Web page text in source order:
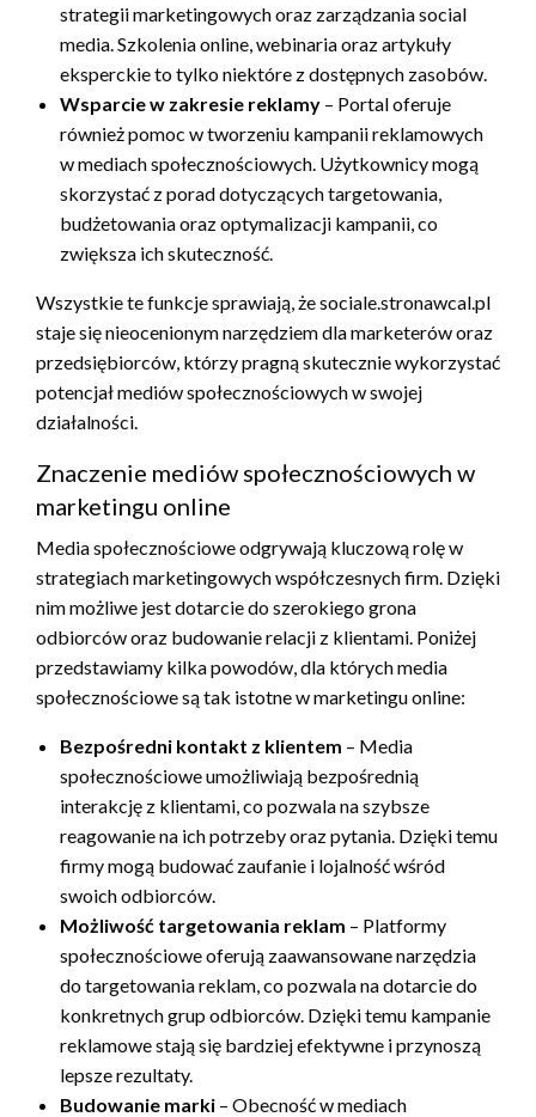
strategii marketingowych oraz zarządzania social
media. Szkolenia online, webinaria oraz artykuły
eksperckie to tylko niektóre z dostępnych zasobów.
Wsparcie w zakresie reklamy – Portal oferuje
również pomoc w tworzeniu kampanii reklamowych
w mediach społecznościowych. Użytkownicy mogą
skorzystać z porad dotyczących targetowania,
budżetowania oraz optymalizacji kampanii, co
zwiększa ich skuteczność.
Wszystkie te funkcje sprawiają, że sociale.stronawcal.pl
staje się nieocenionym narzędziem dla marketerów oraz
przedsiębiorców, którzy pragną skutecznie wykorzystać
potencjał mediów społecznościowych w swojej
działalności.
Znaczenie mediów społecznościowych w
marketingu online
Media społecznościowe odgrywają kluczową rolę w
strategiach marketingowych współczesnych firm. Dzięki
nim możliwe jest dotarcie do szerokiego grona
odbiorców oraz budowanie relacji z klientami. Poniżej
przedstawiamy kilka powodów, dla których media
społecznościowe są tak istotne w marketingu online:
Bezpośredni kontakt z klientem – Media
społecznościowe umożliwiają bezpośrednią
interakcję z klientami, co pozwala na szybsze
reagowanie na ich potrzeby oraz pytania. Dzięki temu
firmy mogą budować zaufanie i lojalność wśród
swoich odbiorców.
Możliwość targetowania reklam – Platformy
społecznościowe oferują zaawansowane narzędzia
do targetowania reklam, co pozwala na dotarcie do
konkretnych grup odbiorców. Dzięki temu kampanie
reklamowe stają się bardziej efektywne i przynoszą
lepsze rezultaty.
Budowanie marki – Obecność w mediach